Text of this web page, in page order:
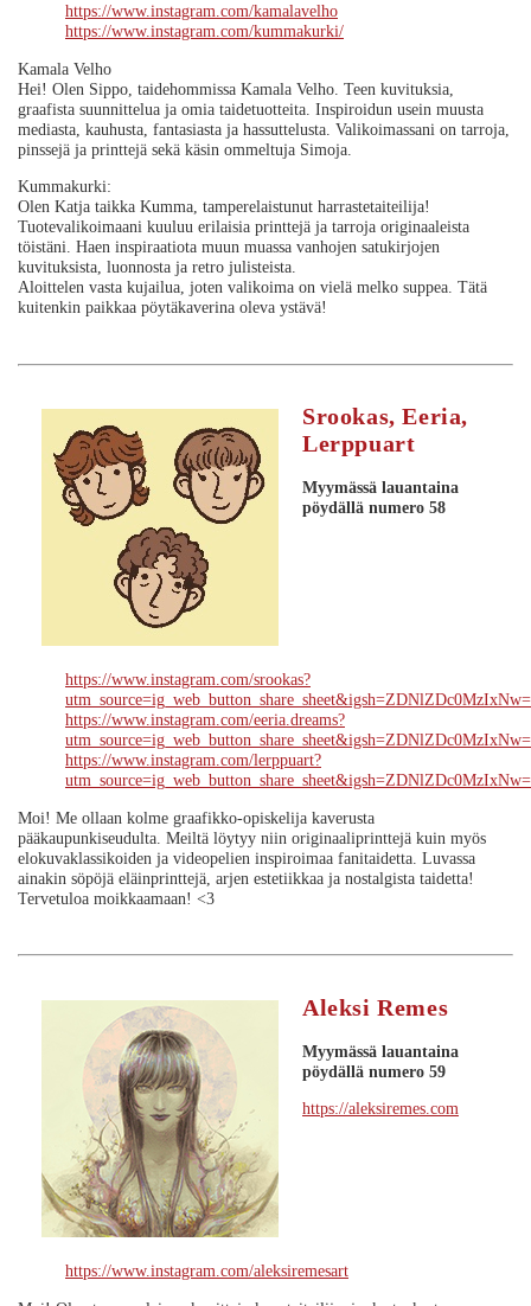
https://www.instagram.com/kamalavelho
https://www.instagram.com/kummakurki/
Kamala Velho
Hei! Olen Sippo, taidehommissa Kamala Velho. Teen kuvituksia,
graafista suunnittelua ja omia taidetuotteita. Inspiroidun usein muusta
mediasta, kauhusta, fantasiasta ja hassuttelusta. Valikoimassani on tarroja,
pinssejä ja printtejä sekä käsin ommeltuja Simoja.
Kummakurki:
Olen Katja taikka Kumma, tamperelaistunut harrastetaiteilija!
Tuotevalikoimaani kuuluu erilaisia printtejä ja tarroja originaaleista
töistäni. Haen inspiraatiota muun muassa vanhojen satukirjojen
kuvituksista, luonnosta ja retro julisteista.
Aloittelen vasta kujailua, joten valikoima on vielä melko suppea. Tätä
kuitenkin paikkaa pöytäkaverina oleva ystävä!
Srookas, Eeria,
Lerppuart
Myymässä lauantaina
pöydällä numero 58
https://www.instagram.com/srookas?
https://www.instagram.com/eeria.dreams?
https://www.instagram.com/lerppuart?
Moi! Me ollaan kolme graafikko-opiskelija kaverusta
pääkaupunkiseudulta. Meiltä löytyy niin originaaliprinttejä kuin myös
elokuvaklassikoiden ja videopelien inspiroimaa fanitaidetta. Luvassa
ainakin söpöjä eläinprinttejä, arjen estetiikkaa ja nostalgista taidetta!
Tervetuloa moikkaamaan! <3
Aleksi Remes
Myymässä lauantaina
pöydällä numero 59
https://aleksiremes.com
https://www.instagram.com/aleksiremesart